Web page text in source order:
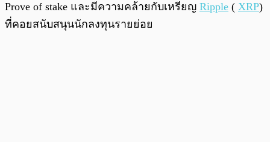
Prove of stake และมีความคล้ายกับเหรียญ Ripple ( XRP)
ที่คอยสนับสนุนนักลงทุนรายย่อย